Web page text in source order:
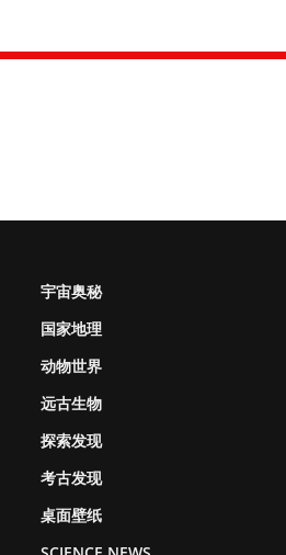
宇宙奥秘
国家地理
动物世界
远古生物
探索发现
考古发现
桌面壁纸